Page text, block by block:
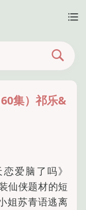
集）祁乐&
爱脑了吗》
仙侠题材的短
姐苏青语逃离